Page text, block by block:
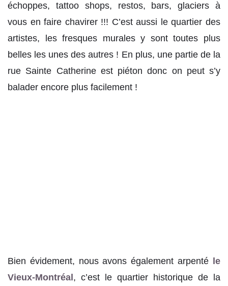
échoppes, tattoo shops, restos, bars, glaciers à
vous en faire chavirer !!! C’est aussi le quartier des
artistes, les fresques murales y sont toutes plus
belles les unes des autres ! En plus, une partie de la
rue Sainte Catherine est piéton donc on peut s’y
balader encore plus facilement !
Bien évidement, nous avons également arpenté
le
Vieux-Montréal , c’est le quartier historique de la